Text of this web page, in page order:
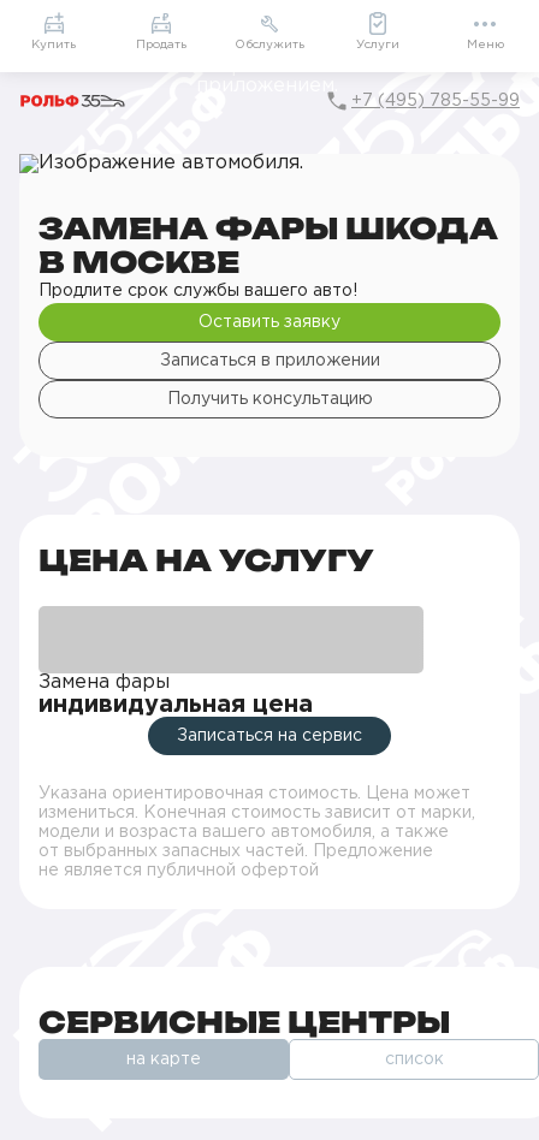
Приложение
Мой РОЛЬФ
Подарки внутри
+7 (495) 785-55-99
Главная
РОЛЬФ Сервис
Сервис ŠKODA
Кузовной ремонт
Освещение
Замена фары
ЗАМЕНА ФАРЫ ШКОДА
В МОСКВЕ
Продлите срок службы вашего авто!
Оставить заявку
Записаться в приложении
Получить консультацию
ЦЕНА НА УСЛУГУ
Замена фары
индивидуальная цена
Записаться на сервис
Указана ориентировочная стоимость. Цена может
измениться. Конечная стоимость зависит от марки,
модели и возраста вашего автомобиля, а также
от выбранных запасных частей. Предложение
не является публичной офертой
СЕРВИСНЫЕ ЦЕНТРЫ
на карте список
Купить Продать Обслужить Услуги Меню